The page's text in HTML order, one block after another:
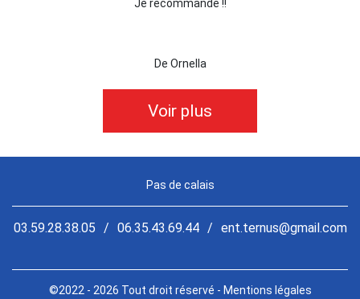
Je recommande !!
De Ornella
Voir plus
Pas de calais
03.59.28.38.05 / 06.35.43.69.44 / ent.ternus@gmail.com
©2022 - 2026 Tout droit réservé - Mentions légales